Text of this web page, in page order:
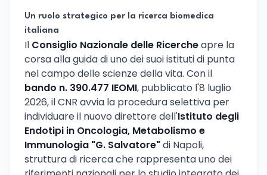
Un ruolo strategico per la ricerca biomedica
italiana
Il Consiglio Nazionale delle Ricercheapre la
corsa alla guida di uno dei suoi istituti di punta
nel campo delle scienze della vita. Con il
bando n. 390.477 IEOMI, pubblicato l'8 luglio
2026, il CNR avvia la procedura selettiva per
individuare il nuovo direttore dell'Istituto degli
Endotipi in Oncologia, Metabolismo e
Immunologia "G. Salvatore"di Napoli,
struttura di ricerca che rappresenta uno dei